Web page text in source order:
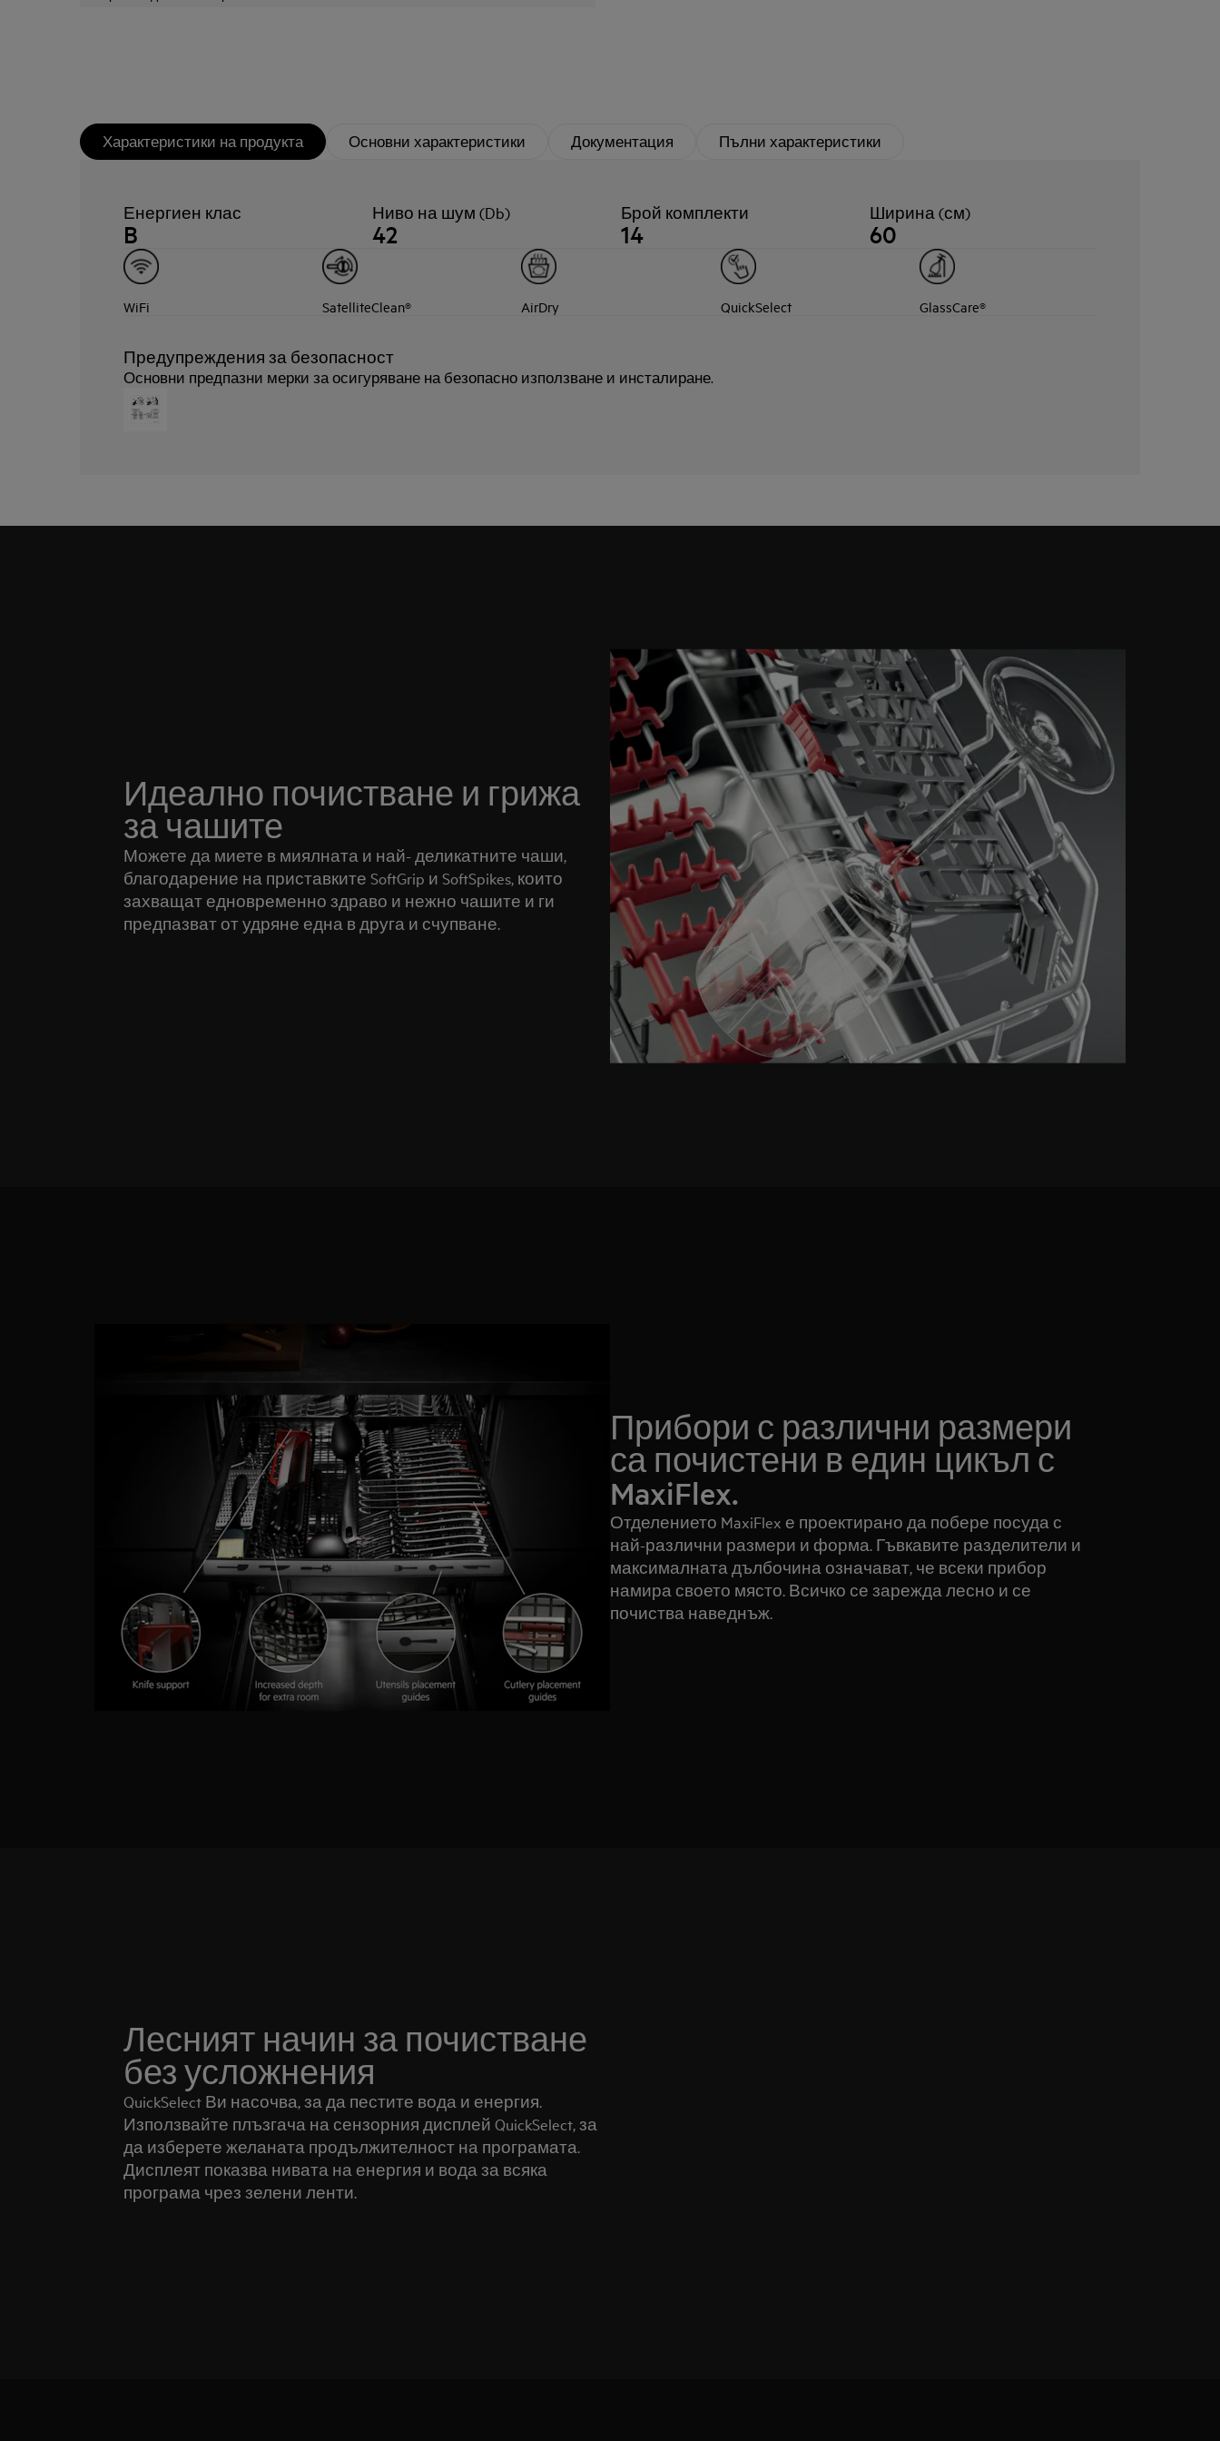
Характеристики на продукта Основни характеристики Документация Пълни характеристики
Енергиен клас
B
Ниво на шум (Db)
42
Брой комплекти
14
Ширина (см)
60
WiFi SatelliteClean® AirDry QuickSelect GlassCare®
Предупреждения за безопасност
Основни предпазни мерки за осигуряване на безопасно използване и инсталиране.
Идеално почистване и грижа
за чашите
Можете да миете в миялната и най- деликатните чаши,
благодарение на приставките SoftGrip и SoftSpikes, които
захващат едновременно здраво и нежно чашите и ги
предпазват от удряне една в друга и счупване.
Прибори с различни размери
са почистени в един цикъл с
MaxiFlex.
Отделението MaxiFlex е проектирано да побере посуда с
най-различни размери и форма. Гъвкавите разделители и
максималната дълбочина означават, че всеки прибор
намира своето място. Всичко се зарежда лесно и се
почиства наведнъж.
Лесният начин за почистване
без усложнения
QuickSelect Ви насочва, за да пестите вода и енергия.
Използвайте плъзгача на сензорния дисплей QuickSelect, за
да изберете желаната продължителност на програмата.
Дисплеят показва нивата на енергия и вода за всяка
програма чрез зелени ленти.